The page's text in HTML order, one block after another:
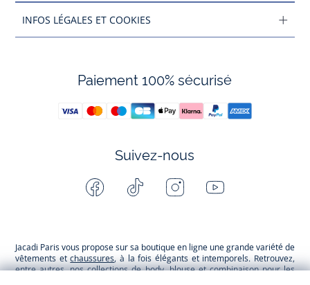
INFOS LÉGALES ET COOKIES
Paiement 100% sécurisé
Suivez-nous
Facebook Tiktok InstagramYoutube
Jacadi Paris vous propose sur sa boutique en ligne une grande variété de
vêtements etchaussures, à la fois élégants et intemporels. Retrouvez,
entre autres, nos collections de body, blouse et combinaison pour les